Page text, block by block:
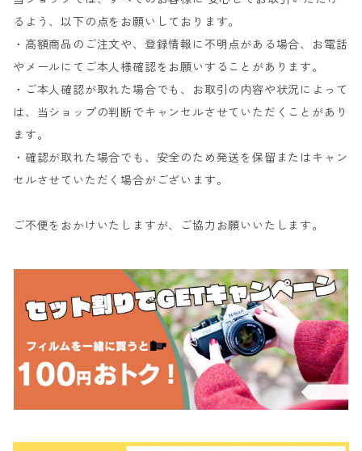
るよう、以下の点をお願いしております。
・高額商品のご注文や、登録情報に不明点がある場合、お電話
やメールにてご本人様確認をお願いすることがあります。
・ご本人確認が取れた場合でも、お取引の内容や状況によって
は、当ショップの判断でキャンセルさせていただくことがあり
ます。
・確認が取れた場合でも、安全のため発送を保留またはキャン
セルさせていただく場合がございます。
ご不便をおかけいたしますが、ご協力お願いいたします。